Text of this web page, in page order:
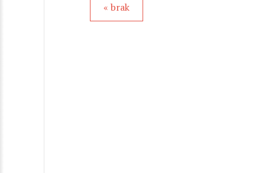
« brak